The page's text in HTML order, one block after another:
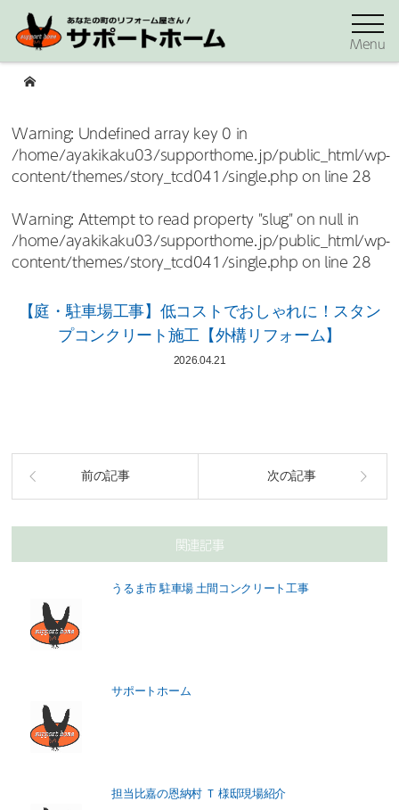
Menu
Warning: Undefined array key 0 in
/home/ayakikaku03/supporthome.jp/public_html/wp-
content/themes/story_tcd041/single.php on line 28
Warning: Attempt to read property "slug" on null in
/home/ayakikaku03/supporthome.jp/public_html/wp-
content/themes/story_tcd041/single.php on line 28
【庭・駐車場工事】低コストでおしゃれに！スタン
プコンクリート施工【外構リフォーム】
2026.04.21
前の記事 次の記事
関連記事
うるま市 駐車場 土間コンクリート工事
サポートホーム
担当比嘉の恩納村 Ｔ 様邸現場紹介